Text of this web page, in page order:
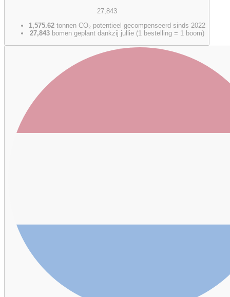
27,843
1,575.62 tonnen CO₂ potentieel gecompenseerd sinds 2022
27,843 bomen geplant dankzij jullie (1 bestelling = 1 boom)